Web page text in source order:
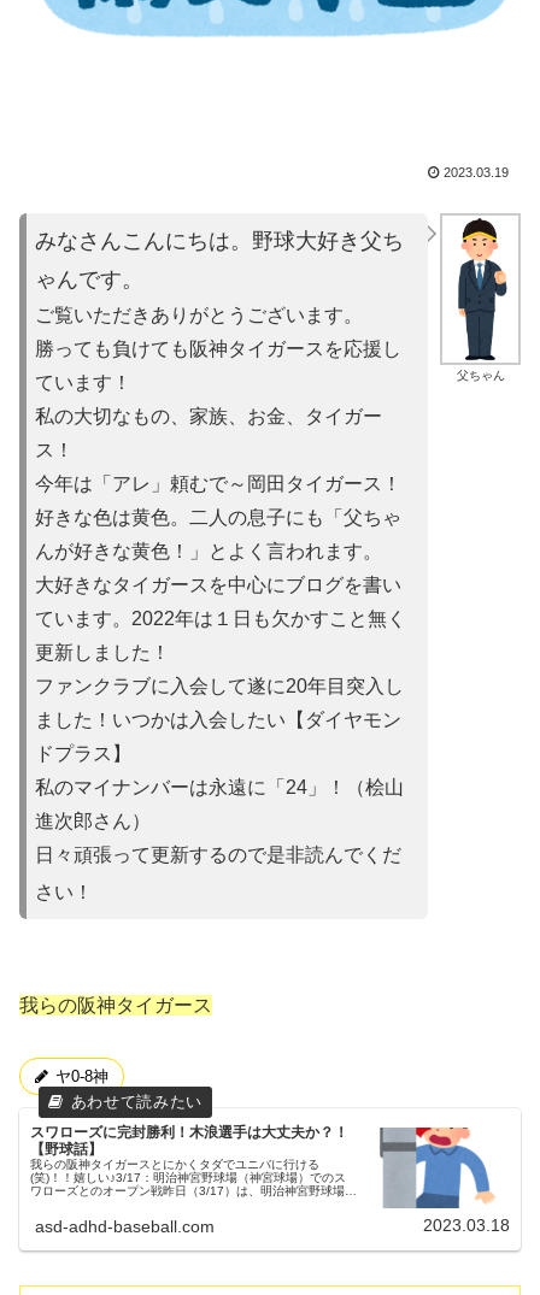
2023.03.19
父ちゃん
みなさんこんにちは。野球大好き父ち
ゃんです。
ご覧いただきありがとうございます。
勝っても負けても阪神タイガースを応援し
ています！
私の大切なもの、家族、お金、タイガー
ス！
今年は「アレ」頼むで～岡田タイガース！
好きな色は黄色。二人の息子にも「父ちゃ
んが好きな黄色！」とよ く言われます。
大好きなタイガースを中心にブログを書い
ています。2022年は １日も欠かすこと無く
更新しました！
ファンクラブに入会して遂に20年目突入し
ました！いつかは入会 したい【ダイヤモン
ドプラス】
私のマイナンバーは永遠に「24」！（桧山
進次郎さん）
日々頑張って更新するので是非読んでくだ
さい！
我らの阪神タイガース
ヤ0-8神
スワローズに完封勝利！木浪選手は大丈夫か？！
【野球話】
我らの阪神タイガースとにかくタダでユニバに行ける
(笑)！！嬉しい♪3/17：明治神宮野球場（神宮球場）でのス
ワローズとのオープン戦昨日（3/17）は、明治神宮野球場
asd-adhd-baseball.com 2023.03.18